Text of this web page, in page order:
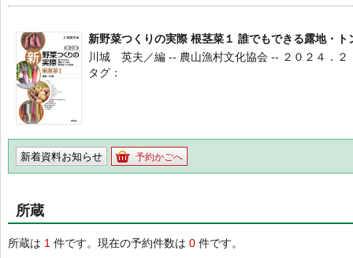
新野菜つくりの実際 根茎菜１ 誰でもできる露地・
川城 英夫／編 -- 農山漁村文化協会 -- ２０２４．２
タグ
新着資料お知らせ 予約かごへ
所蔵
所蔵は 1 件です。現在の予約件数は 0 件です。